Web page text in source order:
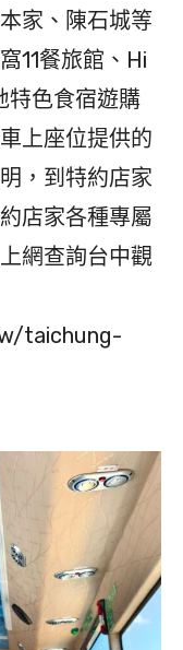
家、陳石城等
11餐旅館、Hi
特色食宿遊購
上座位提供的
，到特約店家
店家各種專屬
網查詢台中觀
taichung-